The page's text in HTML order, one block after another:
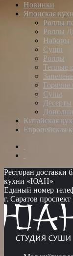
Новинки
Японская
Роллы
Роллы
Наборы
Суши
Роллы
Теплые
Горячие
Супы
Десерты
Китайская
Европейская
Ресторан доставки
кухни «ЮАН»
Единый номер
г. Саратов